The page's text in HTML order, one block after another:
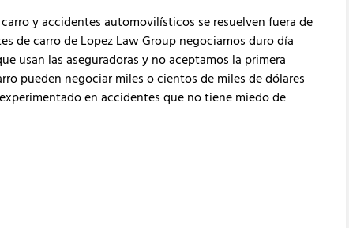
y accidentes automovilísticos se resuelven fuera de
de carro de Lopez Law Group negociamos duro día
usan las aseguradoras y no aceptamos la primera
pueden negociar miles o cientos de miles de dólares
en accidentes que no tiene miedo de